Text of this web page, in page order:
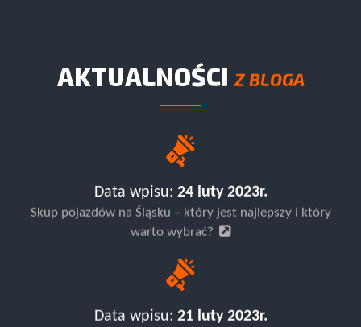
AKTUALNOŚCI Z BLOGA
Data wpisu: 24 luty 2023r.
Skup pojazdów na Śląsku – który jest najlepszy i który
warto wybrać?
Data wpisu: 21 luty 2023r.